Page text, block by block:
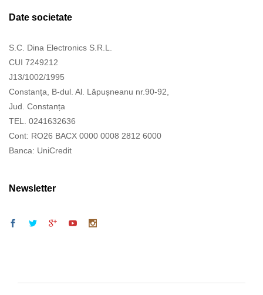
Date societate
S.C. Dina Electronics S.R.L.
CUI 7249212
J13/1002/1995
Constanța, B-dul. Al. Lăpușneanu nr.90-92,
Jud. Constanța
TEL. 0241632636
Cont: RO26 BACX 0000 0008 2812 6000
Banca: UniCredit
Newsletter